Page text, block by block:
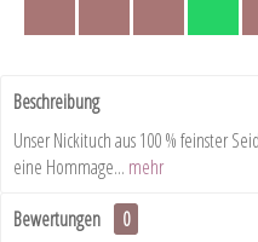
Beschreibung
Unser Nickituch aus 100 % feinster
eine Hommage... mehr
Bewertungen
0